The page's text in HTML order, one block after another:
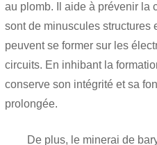
au plomb. Il aide à prévenir la
sont de minuscules structures
peuvent se former sur les
circuits. En inhibant la
conserve son intégrité et sa
prolongée.
De plus, le minerai de